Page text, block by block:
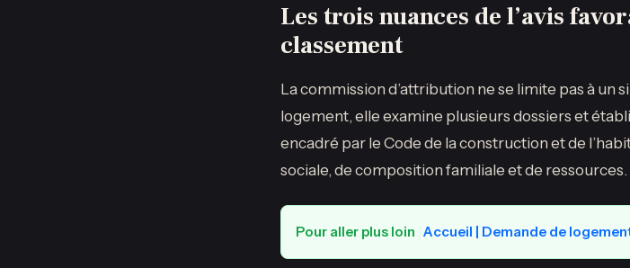
Les trois nuances de l’avis
classement
La commission d’attribution ne se limite pas à un
logement, elle examine plusieurs dossiers et
encadré par le Code de la construction et de
sociale, de composition familiale et de ressources.
Pour aller plus loin : Accueil | Demande de